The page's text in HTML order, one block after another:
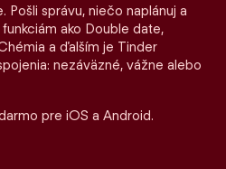
správu, niečo naplánuj a
ako Double date,
a ďalším je Tinder
nezáväzné, vážne alebo
pre iOS a Android.